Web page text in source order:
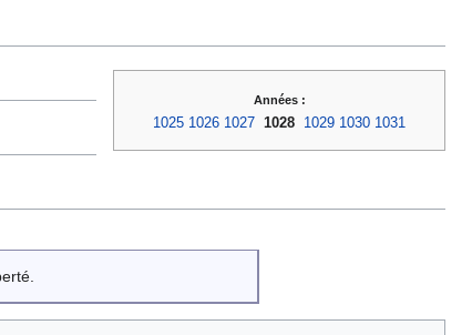
Années :
1025 1026 1027 1028 1029 1030 1031